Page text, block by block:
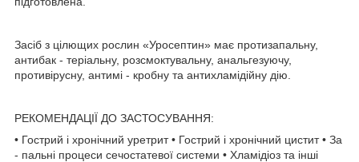
Засіб з цілющих рослин «Уросептин» має протизапальну,
антибак - теріальну, розсмоктувальну, анальгезуючу,
противірусну, антимі - кробну та антихламідійну дію.
РЕКОМЕНДАЦІЇ ДО ЗАСТОСУВАННЯ:
• Гострий і хронічний уретрит • Гострий і хронічний цистит • За
- пальні процеси сечостатевої системи • Хламідіоз та інші